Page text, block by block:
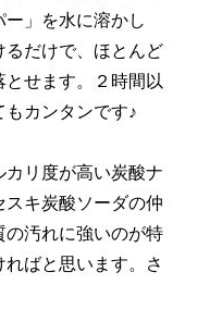
」を水に溶かし
るだけで、ほとんど
せます。２時間以
もカンタンです♪
カリ度が高い炭酸ナ
スキ炭酸ソーダの仲
の汚れに強いのが特
ばと思います。さ